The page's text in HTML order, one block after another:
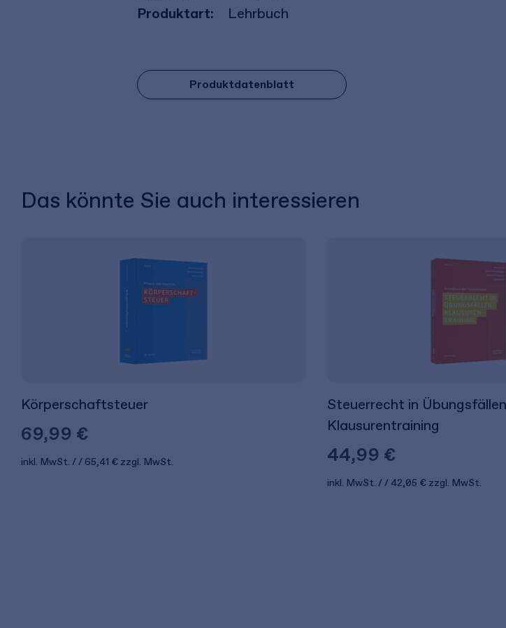
Produktart:
Lehrbuch
Produktdatenblatt
Das könnte Sie auch interessieren
Körperschaftsteuer
69,99 €
inkl. MwSt. 65,41 € zzgl. MwSt.
Steuerrecht in
Klausurentraining
44,99 €
inkl. MwSt. 42,05 € zzgl. MwSt.